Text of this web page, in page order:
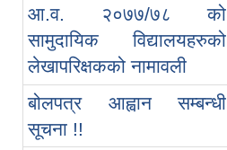
आ.व. २०७७/७८ को
सामुदायिक विद्यालयहरुको
लेखापरिक्षकको नामावली
बोलपत्र आह्वान सम्बन्धी
सूचना !!